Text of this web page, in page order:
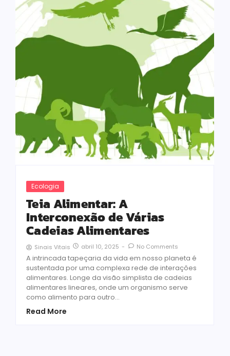
Ecologia
Teia Alimentar: A
Interconexão de Várias
Cadeias Alimentares
Sinais Vitais abril 10, 2025 - No Comments
A intrincada tapeçaria da vida em nosso planeta é
sustentada por uma complexa rede de interações
alimentares. Longe da visão simplista de cadeias
alimentares lineares, onde um organismo serve
como alimento para outro...
Read More